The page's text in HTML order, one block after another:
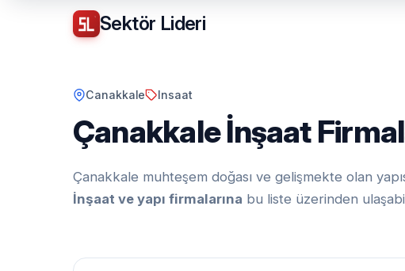
Sektör Lideri
Canakkale Insaat
Çanakkale İnşaat
Çanakkale muhteşem doğası ve gelişmekte olan
İnşaat ve yapı firmalarına bu liste üzerinden